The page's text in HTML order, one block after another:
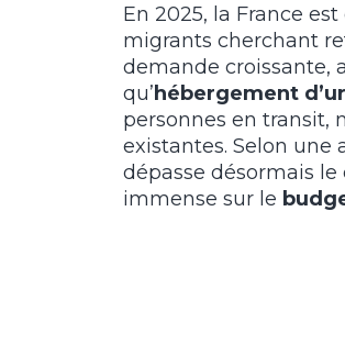
En 2025, la France
migrants cherchant
demande croissante,
qu’hébergement
personnes en transit,
existantes. Selon une
dépasse désormais
immense sur le